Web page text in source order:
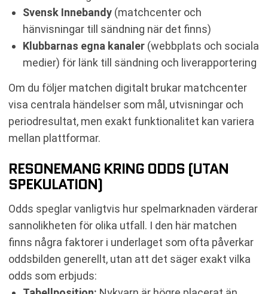
Svensk Innebandy (matchcenter och
hänvisningar till sändning när det finns)
Klubbarnas egna kanaler (webbplats och sociala
medier) för länk till sändning och liverapportering
Om du följer matchen digitalt brukar matchcenter
visa centrala händelser som mål, utvisningar och
periodresultat, men exakt funktionalitet kan variera
mellan plattformar.
RESONEMANG KRING ODDS (UTAN
SPEKULATION)
Odds speglar vanligtvis hur spelmarknaden värderar
sannolikheten för olika utfall. I den här matchen
finns några faktorer i underlaget som ofta påverkar
oddsbilden generellt, utan att det säger exakt vilka
odds som erbjuds: